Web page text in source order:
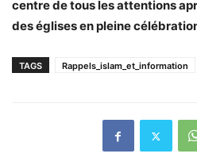
centre de tous les attentions
des églises en pleine
TAGS Rappels_islam_et_information